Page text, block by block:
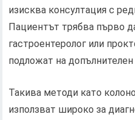
изисква консултация с
Пациентът трябва първо
гастроентеролог или
подложат на допълнителен
Такива методи като
използват широко за